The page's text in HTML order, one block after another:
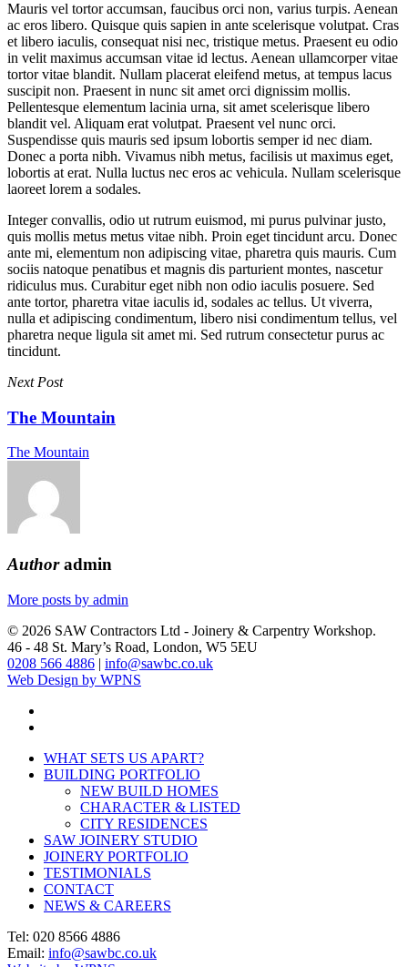
Mauris vel tortor accumsan, faucibus orci non, varius turpis. Aenean
ac eros libero. Quisque quis sapien in ante scelerisque volutpat. Cras
et libero iaculis, consequat nisi nec, tristique metus. Praesent eu odio
in velit maximus accumsan vitae id lectus. Aenean ullamcorper vitae
tortor vitae blandit. Nullam placerat eleifend metus, at tempus lacus
suscipit non. Praesent in nunc sit amet orci dignissim mollis.
Pellentesque elementum lacinia urna, sit amet scelerisque libero
blandit vel. Aliquam erat volutpat. Praesent vel nunc orci.
Suspendisse quis mauris sed ipsum lobortis semper id nec diam.
Donec a porta nibh. Vivamus nibh metus, facilisis ut maximus eget,
lobortis at erat. Nulla luctus nec eros ac vehicula. Nullam scelerisque
laoreet lorem a sodales.
Integer convallis, odio ut rutrum euismod, mi purus pulvinar justo,
quis mollis metus metus vitae nibh. Proin eget tincidunt arcu. Donec
ante mi, elementum non adipiscing vitae, pharetra quis mauris. Cum
sociis natoque penatibus et magnis dis parturient montes, nascetur
ridiculus mus. Curabitur eget nibh non odio iaculis posuere. Sed
ante tortor, pharetra vitae iaculis id, sodales ac tellus. Ut viverra,
nulla et adipiscing condimentum, libero nisi condimentum tellus, vel
pharetra neque ligula sit amet mi. Sed rutrum consectetur purus ac
tincidunt.
Next Post
The Mountain
The Mountain
Authoradmin
More posts by admin
© 2026 SAW Contractors Ltd - Joinery & Carpentry Workshop.
46 - 48 St. Mary’s Road, London, W5 5EU
0208 566 4886 | info@sawbc.co.uk
Web Design by WPNS
Close
Menu
WHAT SETS US APART?
BUILDING PORTFOLIO
NEW BUILD HOMES
CHARACTER & LISTED
CITY RESIDENCES
SAW JOINERY STUDIO
JOINERY PORTFOLIO
TESTIMONIALS
CONTACT
NEWS & CAREERS
Tel: 020 8566 4886
Email: info@sawbc.co.uk